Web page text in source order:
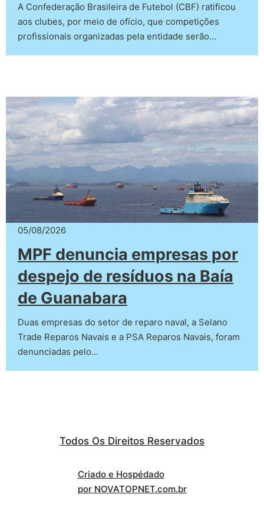
A Confederação Brasileira de Futebol (CBF) ratificou
aos clubes, por meio de ofício, que competições
profissionais organizadas pela entidade serão…
05/08/2026
MPF denuncia empresas por
despejo de resíduos na Baía
de Guanabara
Duas empresas do setor de reparo naval, a Selano
Trade Reparos Navais e a PSA Reparos Navais, foram
denunciadas pelo…
Todos Os Direitos Reservados
Criado e Hospédado
por NOVATOPNET.com.br